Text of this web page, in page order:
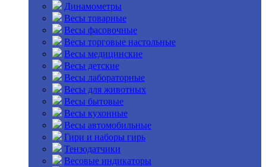
Динамометры
Весы товарные
Весы фасовочные
Весы торговые настольные
Весы медицинские
Весы детские
Весы лабораторные
Весы для животных
Весы бытовые
Весы кухонные
Весы автомобильные
Гири и наборы гирь
Тензодатчики
Весовые индикаторы